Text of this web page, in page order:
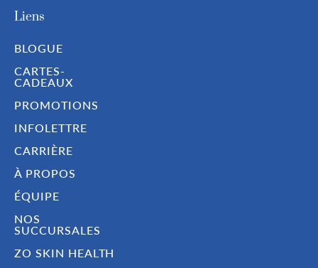
Liens
BLOGUE
CARTES-
CADEAUX
PROMOTIONS
INFOLETTRE
CARRIÈRE
À PROPOS
ÉQUIPE
NOS
SUCCURSALES
ZO SKIN HEALTH